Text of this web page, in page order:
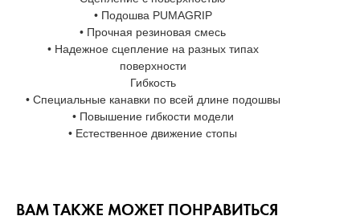
• Подошва PUMAGRIP
• Прочная резиновая смесь
• Надежное сцепление на разных типах
поверхности
Гибкость
• Специальные канавки по всей длине подошвы
• Повышение гибкости модели
• Естественное движение стопы
ВАМ ТАКЖЕ МОЖЕТ ПОНРАВИТЬСЯ